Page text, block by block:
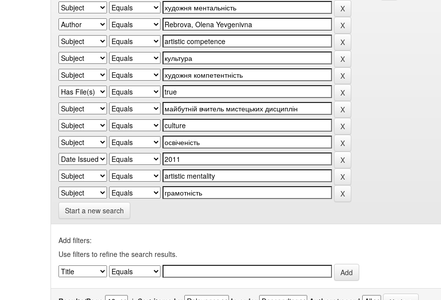
Start a new search
Add filters:
Use filters to refine the search results.